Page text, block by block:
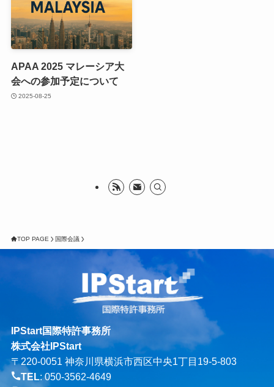
APAA 2025 マレーシア大
会への参加予定について
2025-08-25
TOP PAGE 国際会議
IPStart国際特許事務所
株式会社IPStart
〒220-0051 神奈川県横浜市西区中央1丁目19-5-803
TEL:050-3562-4649